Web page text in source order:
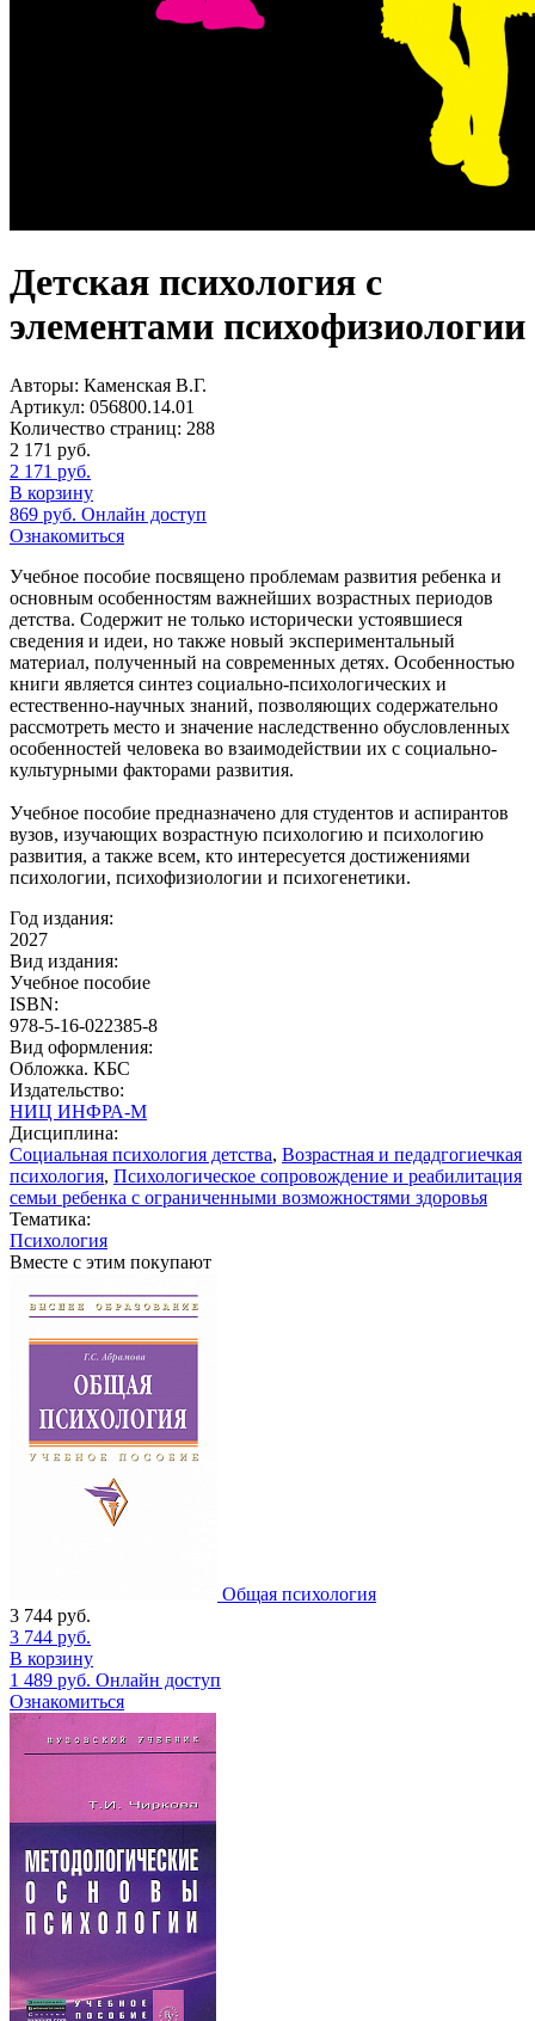
Детская психология с
элементами психофизиологии
Авторы: Каменская В.Г.
Артикул: 056800.14.01
Количество страниц: 288
2 171 руб.
2 171 руб.
В корзину
869 руб. Онлайн доступ
Ознакомиться
Учебное пособие посвящено проблемам развития ребенка и
основным особенностям важнейших возрастных периодов
детства. Содержит не только исторически устоявшиеся
сведения и идеи, но также новый экспериментальный
материал, полученный на современных детях. Особенностью
книги является синтез социально-психологических и
естественно-научных знаний, позволяющих содержательно
рассмотреть место и значение наследственно обусловленных
особенностей человека во взаимодействии их с социально-
культурными факторами развития.
Учебное пособие предназначено для студентов и аспирантов
вузов, изучающих возрастную психологию и психологию
развития, а также всем, кто интересуется достижениями
психологии, психофизиологии и психогенетики.
Год издания:
2027
Вид издания:
Учебное пособие
ISBN:
978-5-16-022385-8
Вид оформления:
Обложка. КБС
Издательство:
НИЦ ИНФРА-М
Дисциплина:
Социальная психология детства, Возрастная и педадгогиечкая
психология, Психологическое сопровождение и реабилитация
семьи ребенка с ограниченными возможностями здоровья
Тематика:
Психология
Вместе с этим покупают
Общая психология
3 744 руб.
3 744 руб.
В корзину
1 489 руб. Онлайн доступ
Ознакомиться